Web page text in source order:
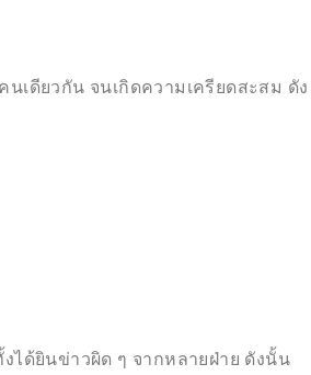
เดียวกัน จนเกิดความเครียดสะสม ดัง
ด้ยินข่าวผิด ๆ จากหลายฝ่าย ดังนั้น